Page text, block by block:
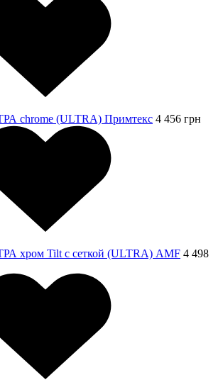
chrome (ULTRA) Примтекс 4 456 грн
хром Tilt с сеткой (ULTRA) AMF 4 498